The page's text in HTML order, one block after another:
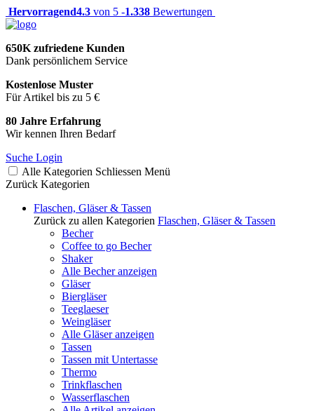
Hervorragend4.3 von 5 -1.338 Bewertungen
650K zufriedene Kunden
Dank persönlichem Service
Kostenlose Muster
Für Artikel bis zu 5 €
80 Jahre Erfahrung
Wir kennen Ihren Bedarf
Suche Login
Alle Kategorien Schliessen Menü
Zurück Kategorien
Flaschen, Gläser & Tassen
Zurück zu allen Kategorien Flaschen, Gläser & Tassen
Becher
Coffee to go Becher
Shaker
Alle Becher anzeigen
Gläser
Biergläser
Teeglaeser
Weingläser
Alle Gläser anzeigen
Tassen
Tassen mit Untertasse
Thermo
Trinkflaschen
Wasserflaschen